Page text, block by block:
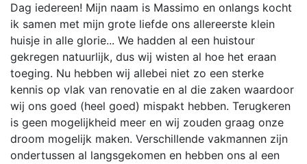
Dag iedereen! Mijn naam is Massimo en onlangs kocht
ik samen met mijn grote liefde ons allereerste klein
huisje in alle glorie... We hadden al een huistour
gekregen natuurlijk, dus wij wisten al hoe het eraan
toeging. Nu hebben wij allebei niet zo een sterke
kennis op vlak van renovatie en al die zaken waardoor
wij ons goed (heel goed) mispakt hebben. Terugkeren
is geen mogelijkheid meer en wij zouden graag onze
droom mogelijk maken. Verschillende vakmannen zijn
ondertussen al langsgekomen en hebben ons al een